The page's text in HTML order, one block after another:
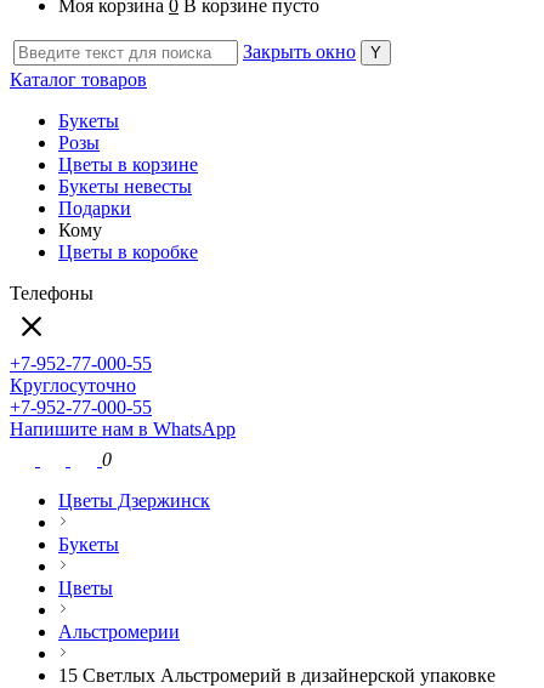
Моя корзина 0 В корзине пусто
Закрыть окно
Каталог товаров
Букеты
Розы
Цветы в корзине
Букеты невесты
Подарки
Кому
Цветы в коробке
Телефоны
+7-952-77-000-55
Круглосуточно
+7-952-77-000-55
Напишите нам в WhatsApp
0
Цветы Дзержинск
Букеты
Цветы
Альстромерии
15 Светлых Альстромерий в дизайнерской упаковке